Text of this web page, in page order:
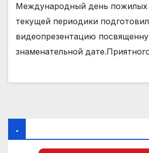
Международный день
текущей периодики
видеопрезентацию
знаменательной
.